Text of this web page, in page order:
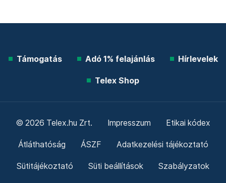
Támogatás Adó 1% felajánlás Hírlevelek
Telex Shop
© 2026 Telex.hu Zrt. Impresszum Etikai kódex
Átláthatóság ÁSZF Adatkezelési tájékoztató
Sütitájékoztató Süti beállítások Szabályzatok